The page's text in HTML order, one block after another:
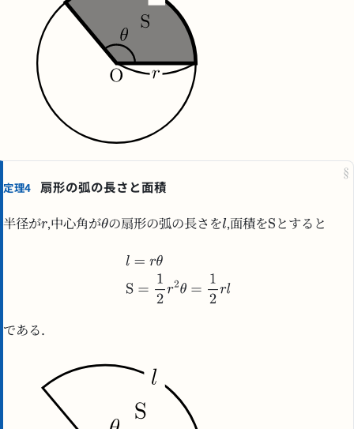
§
定理4 扇形の弧の長さと面積
半径が ,中心角が の扇形の弧の長さを ,面積を とすると
である．